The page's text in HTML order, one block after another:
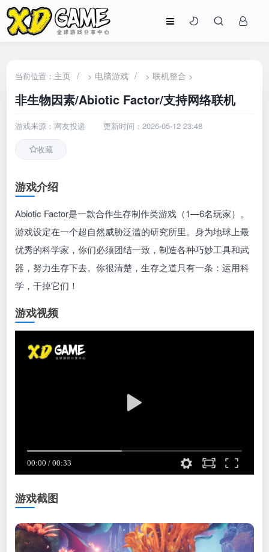
当前位置： 主页 / > 电脑游戏 / >联机整合 >
非生物因素/Abiotic Factor/支持网络联机
游戏来源：网友投递 更新时间：2026-05-12 23:48
收藏
游戏介绍
Abiotic Factor是一款合作生存制作类游戏（1—6名玩家）。
游戏设定在一个超自然威胁泛滥的研究所里。身为地球上最
优秀的科学家，你们必须团结一致，制造各种巧妙工具和武
器，努力生存下去。你很清楚，生存之道只有一条：运用科
学，干掉它们！
游戏视频
游戏截图